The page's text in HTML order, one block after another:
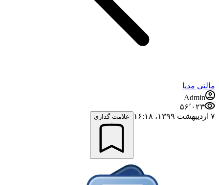
مالتی مدیا
Admin
۵۶٬۰۲۳
۷ اردیبهشت ۱۳۹۹،‏ ۱۶:۱۸
علامت گذاری